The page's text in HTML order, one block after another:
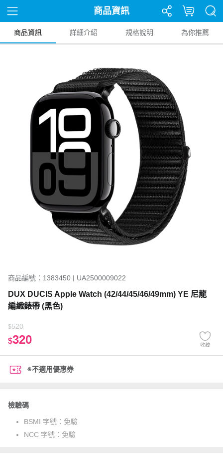
商品資訊
商品資訊 詳細介紹 規格說明 為你推薦
商品編號：1383450 | UA2500009022
DUX DUCIS Apple Watch (42/44/45/46/49mm) YE 尼龍
編織錶帶 (黑色)
$520
$320 收藏
※不適用優惠券
檢驗碼
BSMI 字號： 免驗
NCC 字號： 免驗